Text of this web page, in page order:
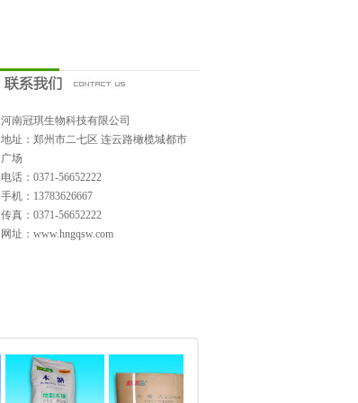
河南冠琪生物科技有限公司
地址：郑州市二七区 连云路橄榄城都市
广场
电话：0371-56652222
手机：13783626667
传真：0371-56652222
网址： www.hngqsw.com